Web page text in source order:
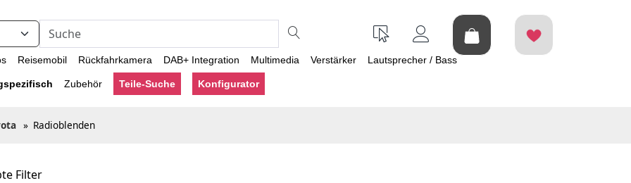
Reisemobil Rückfahrkamera DAB+ Integration Multimedia Verstärker Lautsprecher / Bass
Zubehör Teile-Suche Konfigurator
» Radioblenden
Filter